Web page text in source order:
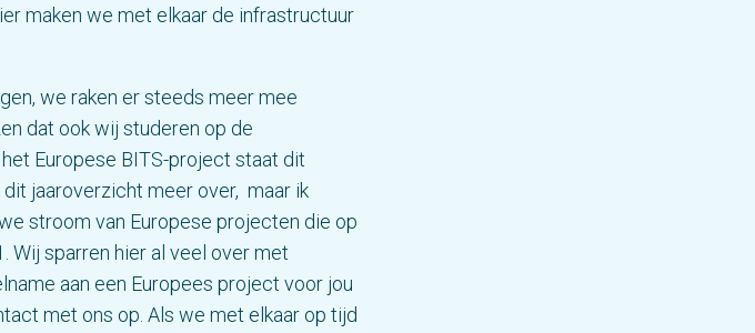
maken we met elkaar de infrastructuur
we raken er steeds meer mee
dat ook wij studeren op de
Europese BITS-project staat dit
jaaroverzicht meer over, maar ik
stroom van Europese projecten die op
Wij sparren hier al veel over met
aan een Europees project voor jou
met ons op. Als we met elkaar op tijd